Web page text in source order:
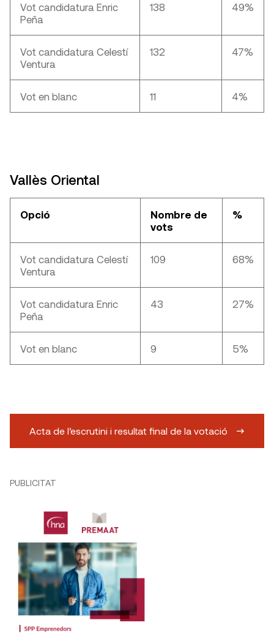
Vot candidatura Enric
Peña
138 49%
Vot candidatura Celestí
Ventura
132 47%
Vot en blanc 11 4%
Vallès Oriental
Opció
Nombre de
vots
%
Vot candidatura Celestí
Ventura
109 68%
Vot candidatura Enric
Peña
43 27%
Vot en blanc 9 5%
Acta de l’escrutini i resultat final de la votació
PUBLICITAT